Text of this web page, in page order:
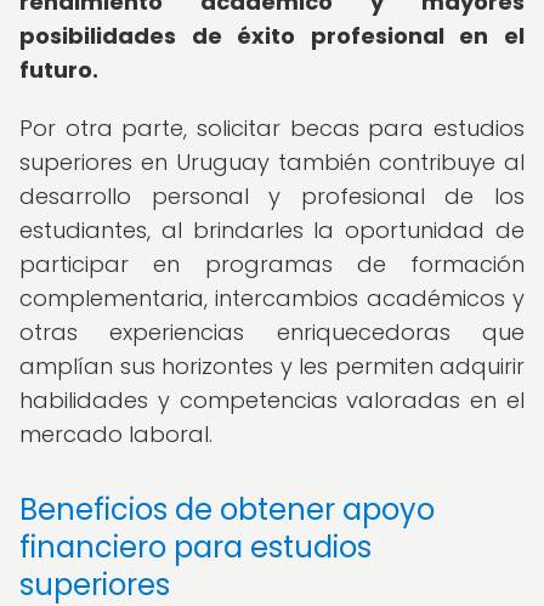
posibilidades de éxito profesional en el
futuro.
Por otra parte, solicitar becas para estudios
superiores en Uruguay también contribuye al
desarrollo personal y profesional de los
estudiantes, al brindarles la oportunidad de
participar en programas de formación
complementaria, intercambios académicos y
otras experiencias enriquecedoras que
amplían sus horizontes y les permiten adquirir
habilidades y competencias valoradas en el
mercado laboral.
Beneficios de obtener apoyo
financiero para estudios
superiores